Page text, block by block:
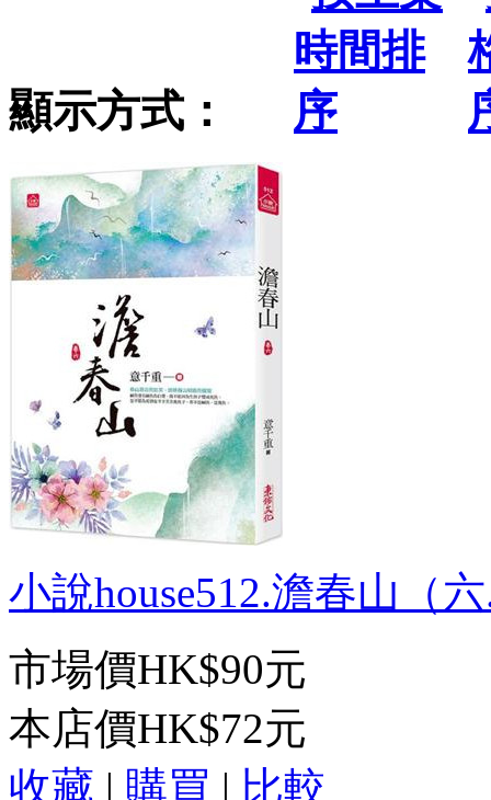
顯示方式：
小說house512.澹春山（
市場價HK$90元
本店價HK$72元
收藏 | 購買 | 比較